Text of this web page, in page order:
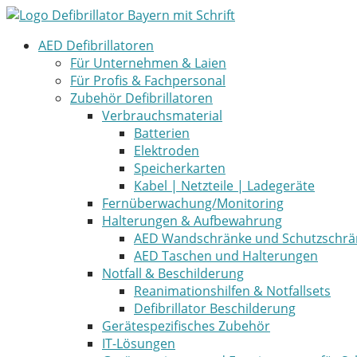
Zum
springenAED Defibrillatoren
Für Unternehmen & Laien
Für Profis & Fachpersonal
Zubehör Defibrillatoren
Verbrauchsmaterial
Batterien
Elektroden
Speicherkarten
Kabel | Netzteile | Ladegeräte
Fernüberwachung/Monitoring
Halterungen & Aufbewahrung
AED Wandschränke und
AED Taschen und Halterungen
Notfall & Beschilderung
Reanimationshilfen & Notfallsets
Defibrillator Beschilderung
Gerätespezifisches Zubehör
IT-Lösungen